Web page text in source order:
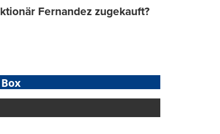
Fernandez zugekauft?